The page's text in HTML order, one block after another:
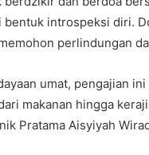
introspeksi diri.
perlindungan
umat, pengajian
makanan hingga
Pratama Aisyiyah